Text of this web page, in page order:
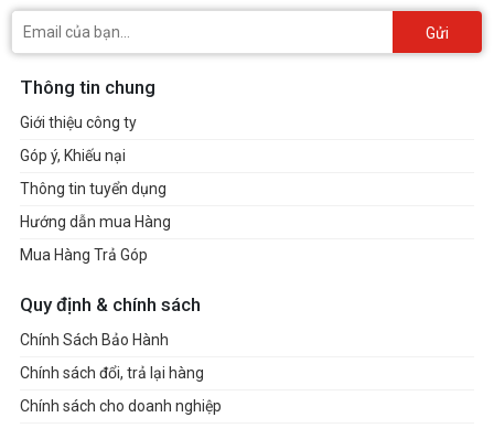
Gửi
Thông tin chung
Giới thiệu công ty
Góp ý, Khiếu nại
Thông tin tuyển dụng
Hướng dẫn mua Hàng
Mua Hàng Trả Góp
Quy định & chính sách
Chính Sách Bảo Hành
Chính sách đổi, trả lại hàng
Chính sách cho doanh nghiệp